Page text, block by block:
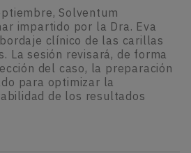
Solventum
impartido por la Dra. Eva
clínico de las carillas
La sesión revisará, de forma
del caso, la preparación
para optimizar la
de los resultados